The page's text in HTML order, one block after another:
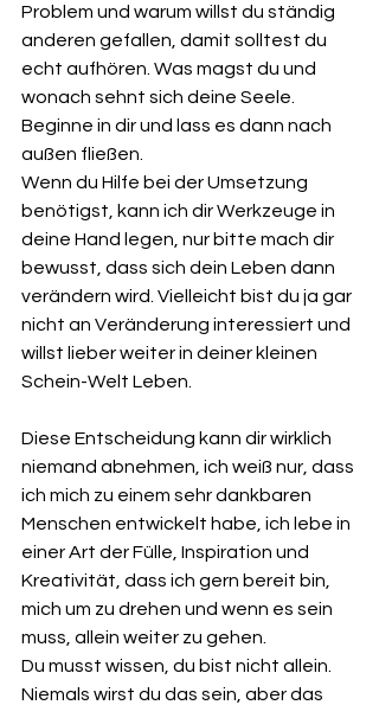
Problem und warum willst du ständig
anderen gefallen, damit solltest du
echt aufhören. Was magst du und
wonach sehnt sich deine Seele.
Beginne in dir und lass es dann nach
außen fließen.
Wenn du Hilfe bei der Umsetzung
benötigst, kann ich dir Werkzeuge in
deine Hand legen, nur bitte mach dir
bewusst, dass sich dein Leben dann
verändern wird. Vielleicht bist du ja gar
nicht an Veränderung interessiert und
willst lieber weiter in deiner kleinen
Schein-Welt Leben.
Diese Entscheidung kann dir wirklich
niemand abnehmen, ich weiß nur, dass
ich mich zu einem sehr dankbaren
Menschen entwickelt habe, ich lebe in
einer Art der Fülle, Inspiration und
Kreativität, dass ich gern bereit bin,
mich um zu drehen und wenn es sein
muss, allein weiter zu gehen.
Du musst wissen, du bist nicht allein.
Niemals wirst du das sein, aber das